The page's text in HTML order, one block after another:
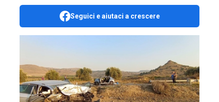
Seguici e aiutaci a crescere